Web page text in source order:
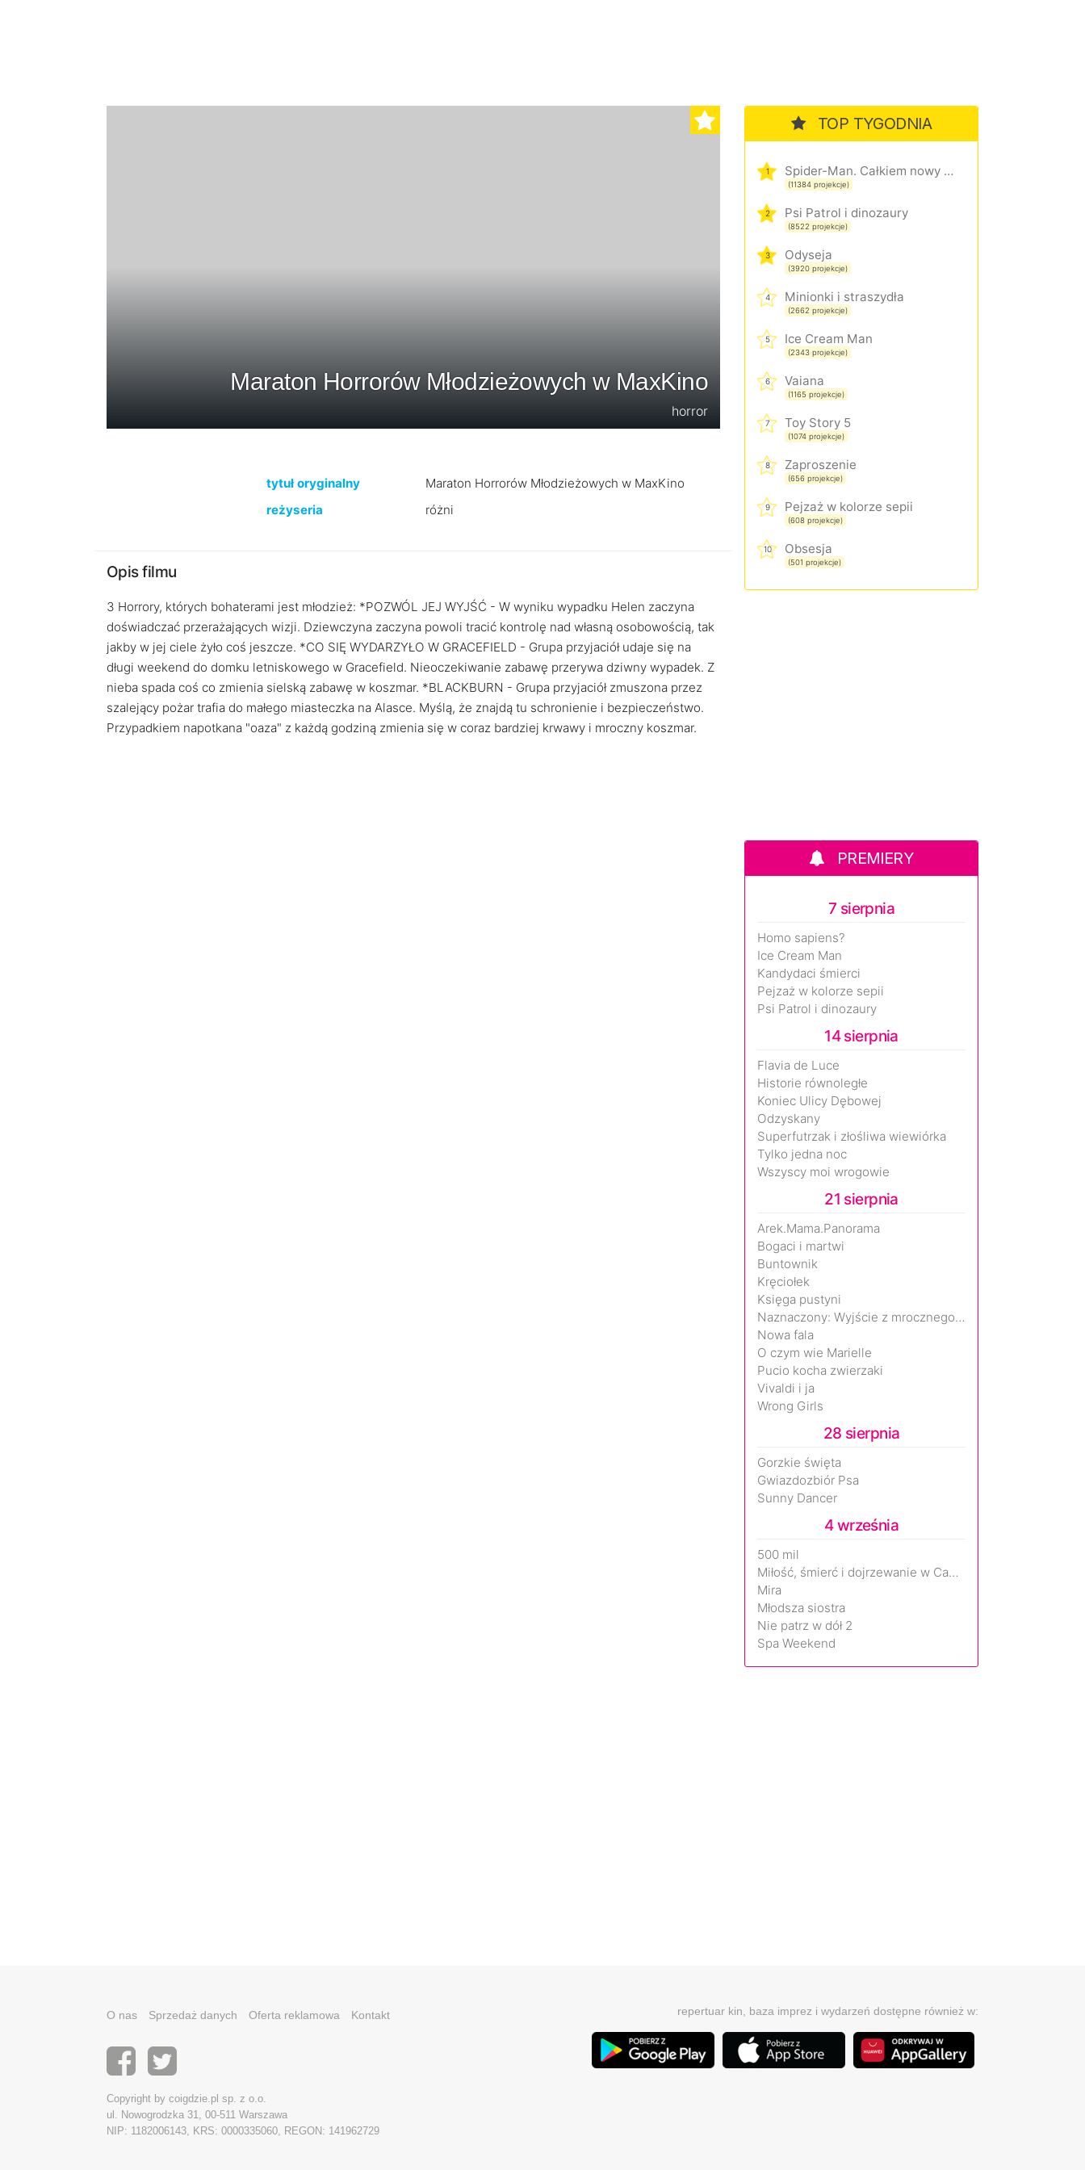
Maraton Horrorów Młodzieżowych w MaxKino
horror
tytuł oryginalny
Maraton Horrorów Młodzieżowych w MaxKino
reżyseria
różni
Opis filmu
3 Horrory, których bohaterami jest młodzież: *POZWÓL JEJ WYJŚĆ - W wyniku wypadku Helen zaczyna
doświadczać przerażających wizji. Dziewczyna zaczyna powoli tracić kontrolę nad własną osobowością, tak
jakby w jej ciele żyło coś jeszcze. *CO SIĘ WYDARZYŁO W GRACEFIELD - Grupa przyjaciół udaje się na
długi weekend do domku letniskowego w Gracefield. Nieoczekiwanie zabawę przerywa dziwny wypadek. Z
nieba spada coś co zmienia sielską zabawę w koszmar. *BLACKBURN - Grupa przyjaciół zmuszona przez
szalejący pożar trafia do małego miasteczka na Alasce. Myślą, że znajdą tu schronienie i bezpieczeństwo.
Przypadkiem napotkana "oaza" z każdą godziną zmienia się w coraz bardziej krwawy i mroczny koszmar.
TOP TYGODNIA
1 Spider-Man. Całkiem nowy dzień
(11384 projekcje)
2 Psi Patrol i dinozaury
(8522 projekcje)
3 Odyseja
(3920 projekcje)
4 Minionki i straszydła
(2662 projekcje)
5 Ice Cream Man
(2343 projekcje)
6 Vaiana
(1165 projekcje)
7 Toy Story 5
(1074 projekcje)
8 Zaproszenie
(656 projekcje)
9 Pejzaż w kolorze sepii
(608 projekcje)
10 Obsesja
(501 projekcje)
PREMIERY
7 sierpnia
Homo sapiens?
Ice Cream Man
Kandydaci śmierci
Pejzaż w kolorze sepii
Psi Patrol i dinozaury
14 sierpnia
Flavia de Luce
Historie równoległe
Koniec Ulicy Dębowej
Odzyskany
Superfutrzak i złośliwa wiewiórka
Tylko jedna noc
Wszyscy moi wrogowie
21 sierpnia
Arek.Mama.Panorama
Bogaci i martwi
Buntownik
Kręciołek
Księga pustyni
Naznaczony: Wyjście z mrocznego wymiaru
Nowa fala
O czym wie Marielle
Pucio kocha zwierzaki
Vivaldi i ja
Wrong Girls
28 sierpnia
Gorzkie święta
Gwiazdozbiór Psa
Sunny Dancer
4 września
500 mil
Miłość, śmierć i dojrzewanie w Camp Miasma
Mira
Młodsza siostra
Nie patrz w dół 2
Spa Weekend
O nas Sprzedaż danych Oferta reklamowa Kontakt
Copyright by coigdzie.pl sp. z o.o.
ul. Nowogrodzka 31, 00-511 Warszawa
NIP: 1182006143, KRS: 0000335060, REGON: 141962729
repertuar kin, baza imprez i wydarzeń dostępne również w: